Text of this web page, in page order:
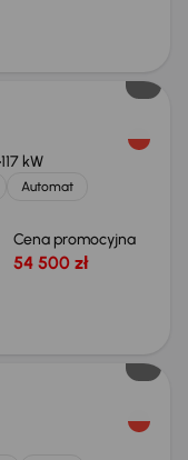
117 kW
Automat
Cena promocyjna
54 500 zł